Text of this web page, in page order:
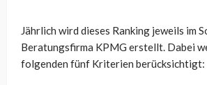
Jährlich wird dieses Ranking jeweils im
Beratungsfirma KPMG erstellt. Dabei
folgenden fünf Kriterien berücksichtigt: